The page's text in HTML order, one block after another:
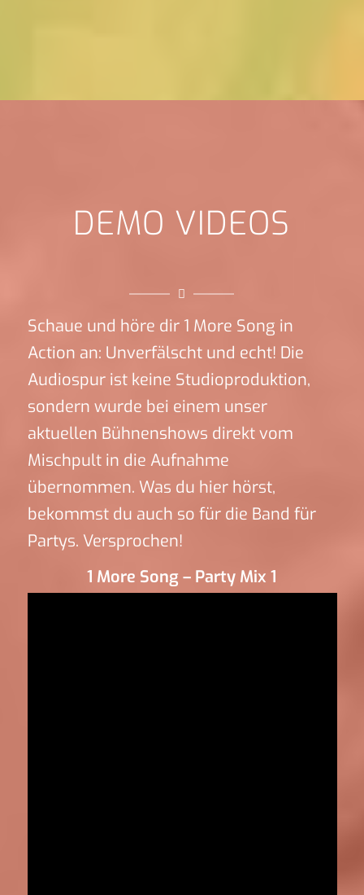
DEMO VIDEOS
Schaue und höre dir 1 More Song in
Action an: Unverfälscht und echt! Die
Audiospur ist keine Studioproduktion,
sondern wurde bei einem unser
aktuellen Bühnenshows direkt vom
Mischpult in die Aufnahme
übernommen. Was du hier hörst,
bekommst du auch so für die Band für
Partys. Versprochen!
1 More Song – Party Mix 1